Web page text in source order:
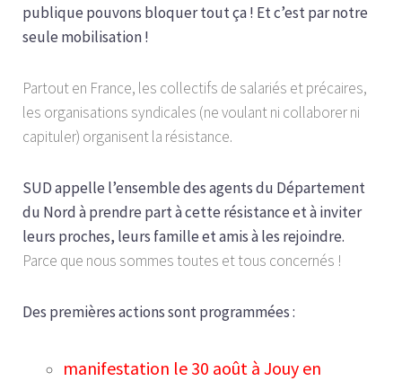
publique pouvons bloquer tout ça ! Et c’est par notre
seule mobilisation !
Partout en France, les collectifs de salariés et précaires,
les organisations syndicales (ne voulant ni collaborer ni
capituler) organisent la résistance.
SUD appelle l’ensemble des agents du Département
du Nord à prendre part à cette résistance et à inviter
leurs proches, leurs famille et amis à les rejoindre.
Parce que nous sommes toutes et tous concernés !
Des premières actions sont programmées :
manifestation le 30 août à Jouy en